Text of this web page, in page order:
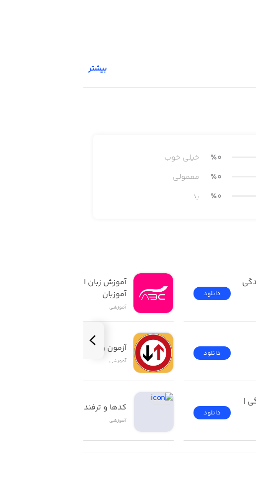
بیشتر
٪0
خیلی خوب
٪0
معمولی
٪0 بد
دانلود
دانلود
دانلود
آموزبان
آموزشی
آزمون راهنمایی و رانندگی
آموزشی
کدها و ترفندهای ios
آموزشی